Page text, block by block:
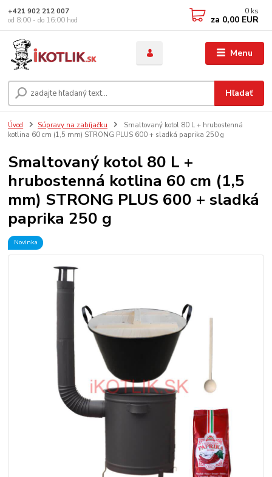
Menu
Hľadať
+421 902 212 007
od 8:00 - do 16:00 hod
0 ks
za 0,00 EUR
Úvod Súpravy na zabíjačku
Smaltovaný kotol 80 L + hrubostenná
kotlina 60 cm (1,5 mm) STRONG PLUS 600 + sladká paprika 250 g
Smaltovaný kotol 80 L +
hrubostenná kotlina 60 cm (1,5
mm) STRONG PLUS 600 + sladká
paprika 250 g
Novinka